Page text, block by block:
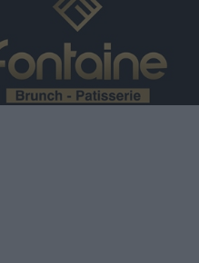
με “spitiko” και
όπως παλιά…
2026, 23:58
θα ψάξει την πρόκριση